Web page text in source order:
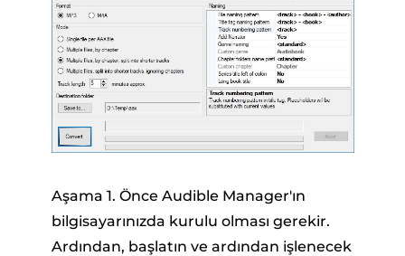
Aşama 1. Önce Audible Manager'ın
bilgisayarınızda kurulu olması gerekir.
Ardından, başlatın ve ardından işlenecek